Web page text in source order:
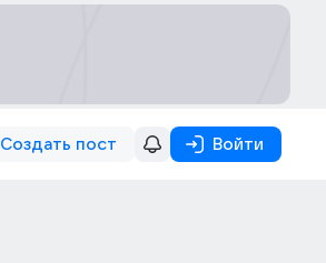
Создать пост Войти